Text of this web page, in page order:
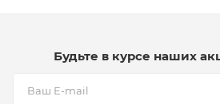
Будьте в курсе наших